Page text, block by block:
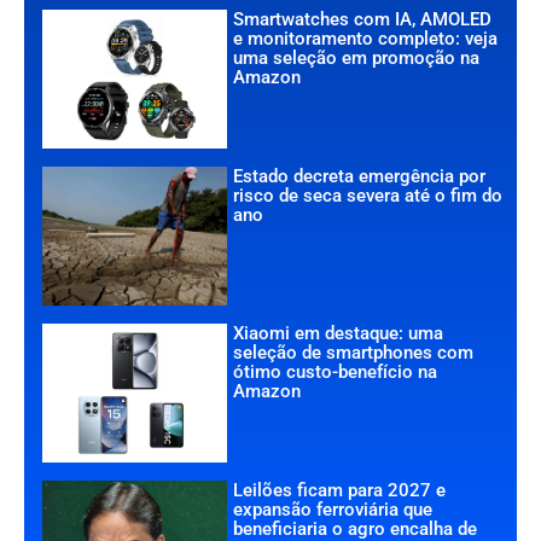
Smartwatches com IA, AMOLED
e monitoramento completo: veja
uma seleção em promoção na
Amazon
Estado decreta emergência por
risco de seca severa até o fim do
ano
Xiaomi em destaque: uma
seleção de smartphones com
ótimo custo-benefício na
Amazon
Leilões ficam para 2027 e
expansão ferroviária que
beneficiaria o agro encalha de